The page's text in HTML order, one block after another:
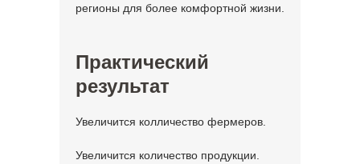
регионы для более комфортной жизни.
Практический
результат
Увеличится колличество фермеров.
Увеличится количество продукции.